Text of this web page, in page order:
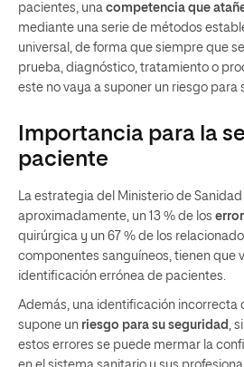
pacientes, una competencia que
mediante una serie de métodos
universal, de forma que siempre que
prueba, diagnóstico, tratamiento o
este no vaya a suponer un riesgo para
Importancia para la
paciente
La estrategia del Ministerio de
aproximadamente, un 13 % de los
quirúrgica y un 67 % de los
componentes sanguíneos, tienen que
identificación errónea de pacientes.
Además, una identificación incorrecta
supone un riesgo para su seguridad,
estos errores se puede mermar la